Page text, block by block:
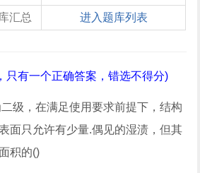
汇总 进入题库列表
只有一个正确答案，错选不得分)
级，在满足使用要求前提下，结构
面只允许有少量.偶见的湿渍，但其
积的()